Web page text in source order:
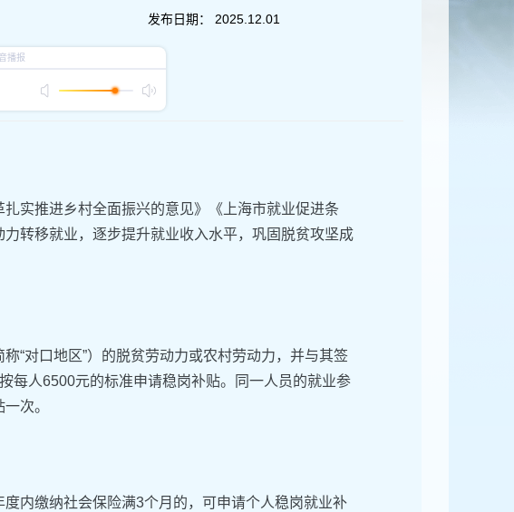
发布日期：
2025.12.01
实推进乡村全面振兴的意见》《上海市就业促进条
转移就业，逐步提升就业收入水平，巩固脱贫攻坚成
“对口地区”）的脱贫劳动力或农村劳动力，并与其签
每人6500元的标准申请稳岗补贴。同一人员的就业参
次。
内缴纳社会保险满3个月的，可申请个人稳岗就业补